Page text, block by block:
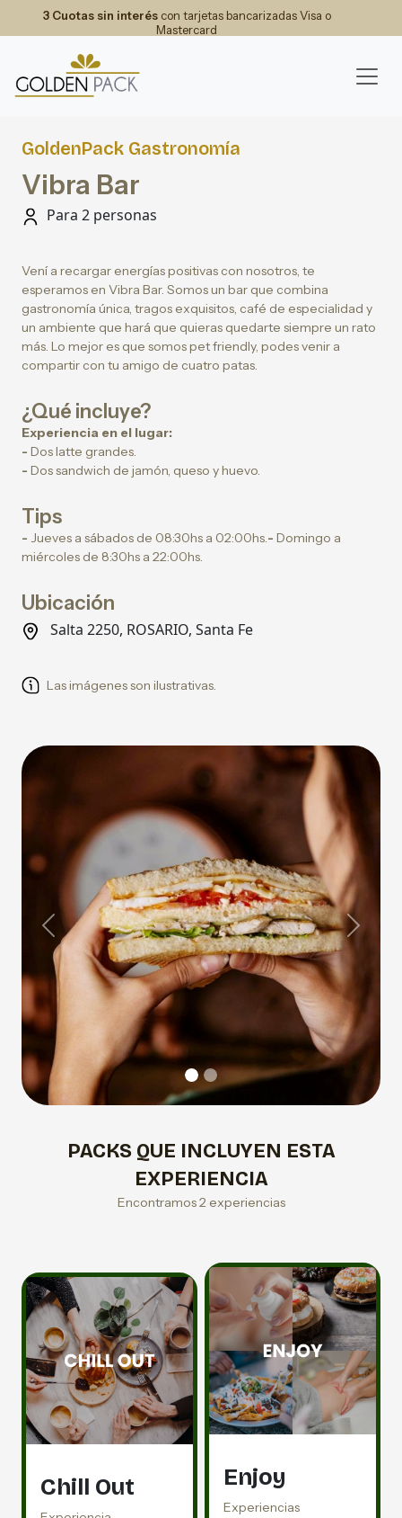
3 Cuotas sin interéscon tarjetas bancarizadas Visa o
Mastercard
GoldenPack Gastronomía
Vibra Bar
Para 2 personas
Vení a recargar energías positivas con nosotros, te
esperamos en Vibra Bar. Somos un bar que combina
gastronomía única, tragos exquisitos, café de especialidad y
un ambiente que hará que quieras quedarte siempre un rato
más. Lo mejor es que somos pet friendly, podes venir a
compartir con tu amigo de cuatro patas.
¿Qué incluye?
Experiencia en el lugar:
- Dos latte grandes.
- Dos sandwich de jamón, queso y huevo.
Tips
- Jueves a sábados de 08:30hs a 02:00hs.- Domingo a
miércoles de 8:30hs a 22:00hs.
Ubicación
Salta 2250, ROSARIO, Santa Fe
Las imágenes son ilustrativas.
Previous Next
PACKS QUE INCLUYEN ESTA
EXPERIENCIA
Encontramos 2 experiencias
Chill Out Enjoy
Experiencias